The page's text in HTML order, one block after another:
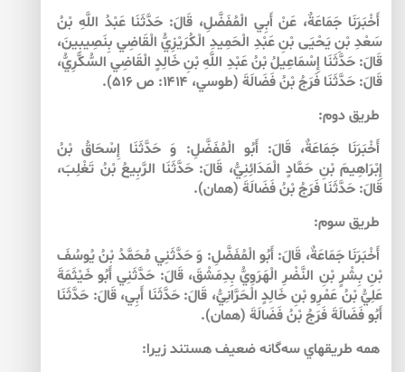
أَخْبَرَنَا جَمَاعَةٌ، عَنْ أَبِي الْمُفَضَّلِ، قَالَ: حَدَّثَنَا عَبْدُ اللَّهِ بْنُ
سَعْدِ بْنِ يَحْيَى بْنِ عَبْدِ الْحَمِيدِ الْكُرَيْزِيُّ الْقَاضِي بِنَصِيبِينَ،
قَالَ: حَدَّثَنَا إِسْمَاعِيلُ بْنُ عَبْدِ اللَّهِ بْنِ خَالِدٍ الْقَاضِي السُّكَّرِيُّ،
قَالَ: حَدَّثَنَا فَرَجُ بْنُ فَضَالَةَ (طوسي، ۱۴۱۴: ص ۵۱۶).
طريق دوم:
أَخْبَرَنَا جَمَاعَةٌ، قَالَ: أَبُو الْمُفَضَّلِ: وَ حَدَّثَنَا إِسْحَاقُ بْنُ
إِبْرَاهِيمَ بْنِ حَمَّادٍ الْمَدَائِنِيُّ، قَالَ: حَدَّثَنَا الرَّبِيعُ بْنُ تَغْلِبَ،
قَالَ: حَدَّثَنَا فَرَجُ بْنُ فَضَالَةَ (همان).
طريق سوم:
أَخْبَرَنَا جَمَاعَةٌ، قَالَ: أَبُو الْمُفَضَّلِ: وَ حَدَّثَنِي مُحَمَّدُ بْنُ يُوسُفَ
بْنِ بِشْرٍ بْنِ النَّضْرِ الْهَرَوِيُّ بِدِمَشْقَ، قَالَ: حَدَّثَنِي أَبُو خَيْثَمَةَ
عَلِيُّ بْنُ‏ عَمْرِو بْنِ خَالِدٍ الْحَرَّانِيُّ، قَالَ: حَدَّثَنَا أَبِي، قَالَ: حَدَّثَنَا
أَبُو فَضَالَةَ فَرَجُ بْنُ فَضَالَةَ (همان).
همه طريق­هاي سه‌گانه ضعيف هستند زيرا: